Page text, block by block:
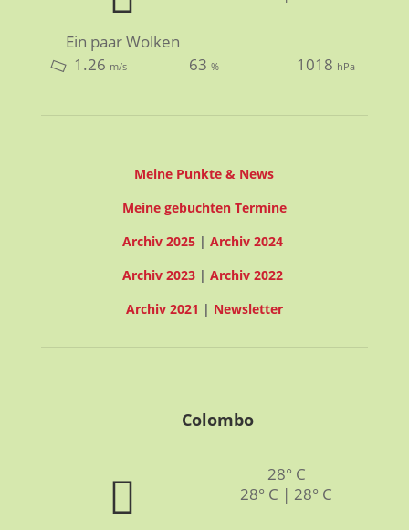
Ein paar Wolken
1.26 m/s 63% 1018 hPa
Meine Punkte & News
Meine gebuchten Termine
Archiv 2025| Archiv 2024
Archiv 2023| Archiv 2022
Archiv 2021 | Newsletter
Colombo
28° C
28° C | 28° C